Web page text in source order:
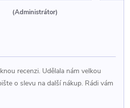
(Administrátor)
recenzi. Udělala nám velkou
o slevu na další nákup. Rádi vám